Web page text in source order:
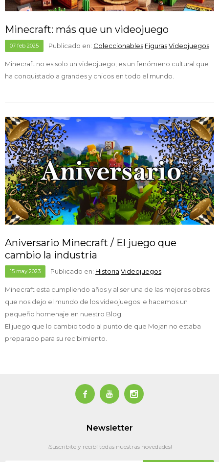
Minecraft: más que un videojuego
07 feb 2025 Publicado en: Coleccionables FigurasVideojuegos
Minecraft no es solo un videojuego; es un fenómeno cultural que
ha conquistado a grandes y chicos en todo el mundo.
Aniversario Minecraft / El juego que
cambio la industria
15 may 2023 Publicado en: Historia Videojuegos
Minecraft esta cumpliendo años y al ser una de las mejores obras
que nos dejo el mundo de los videojuegos le hacemos un
pequeño homenaje en nuestro Blog.
El juego que lo cambio todo al punto de que Mojan no estaba
preparado para su recibimiento.
  
Newsletter
¡Suscribite y recibí todas nuestras novedades!